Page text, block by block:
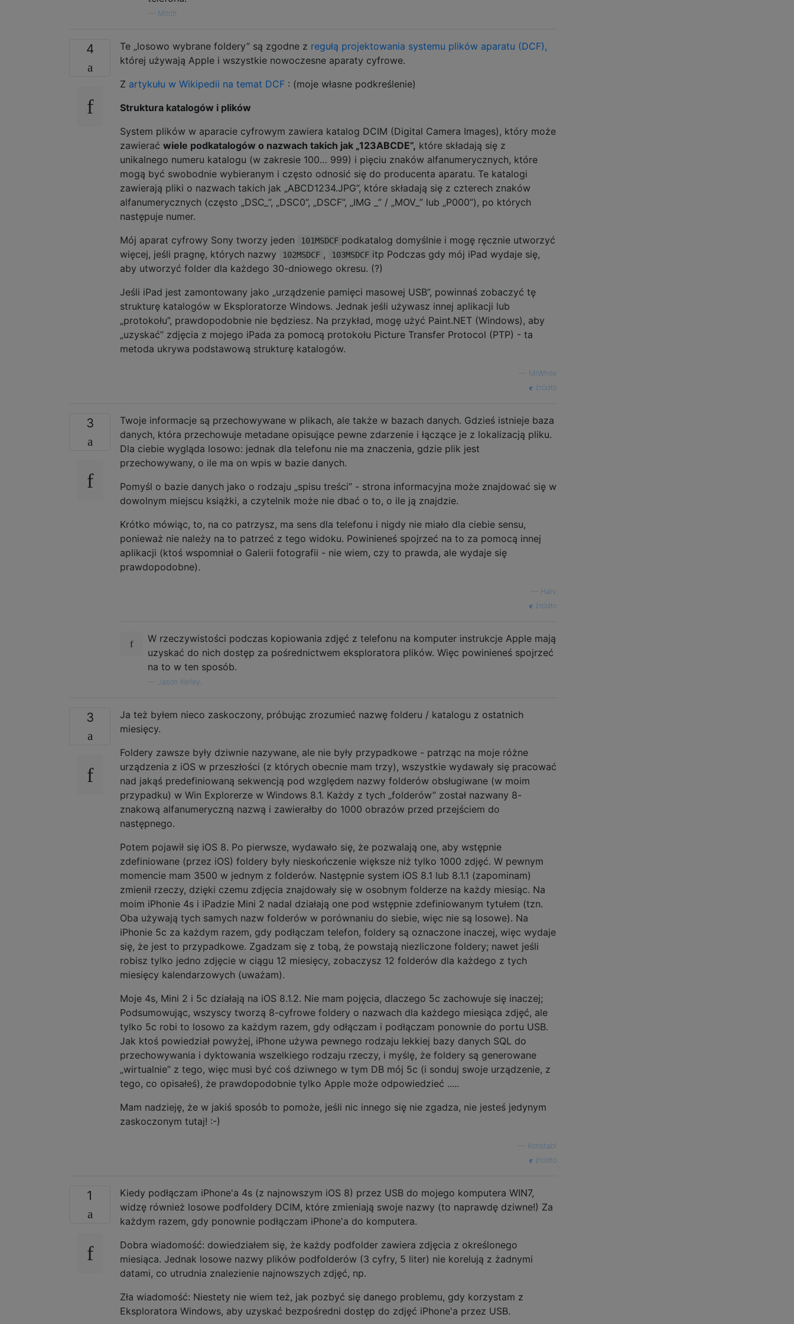
Mitch
4 Te „losowo wybrane foldery” są zgodne z regułą projektowania systemu plików aparatu (DCF),
której używają Apple i wszystkie nowoczesne aparaty cyfrowe.
Z artykułu w Wikipedii na temat DCF : (moje własne podkreślenie)
Struktura katalogów i plików
System plików w aparacie cyfrowym zawiera katalog DCIM (Digital Camera Images), który może
zawierać wiele podkatalogów o nazwach takich jak „123ABCDE”, które składają się z
unikalnego numeru katalogu (w zakresie 100… 999) i pięciu znaków alfanumerycznych, które
mogą być swobodnie wybieranym i często odnosić się do producenta aparatu. Te katalogi
zawierają pliki o nazwach takich jak „ABCD1234.JPG”, które składają się z czterech znaków
alfanumerycznych (często „DSC_”, „DSC0”, „DSCF”, „IMG _” / „MOV_” lub „P000”), po których
następuje numer.
Mój aparat cyfrowy Sony tworzy jeden
101MSDCF podkatalog domyślnie i mogę ręcznie utworzyć
więcej, jeśli pragnę, których nazwy
102MSDCF , 103MSDCF itp Podczas gdy mój iPad wydaje się,
aby utworzyć folder dla każdego 30-dniowego okresu. (?)
Jeśli iPad jest zamontowany jako „urządzenie pamięci masowej USB”, powinnaś zobaczyć tę
strukturę katalogów w Eksploratorze Windows. Jednak jeśli używasz innej aplikacji lub
„protokołu”, prawdopodobnie nie będziesz. Na przykład, mogę użyć Paint.NET (Windows), aby
„uzyskać” zdjęcia z mojego iPada za pomocą protokołu Picture Transfer Protocol (PTP) - ta
metoda ukrywa podstawową strukturę katalogów.
MrWhite
źródło
3
Twoje informacje są przechowywane w plikach, ale także w bazach danych. Gdzieś istnieje baza
danych, która przechowuje metadane opisujące pewne zdarzenie i łączące je z lokalizacją pliku.
Dla ciebie wygląda losowo: jednak dla telefonu nie ma znaczenia, gdzie plik jest
przechowywany, o ile ma on wpis w bazie danych.
Pomyśl o bazie danych jako o rodzaju „spisu treści” - strona informacyjna może znajdować się w
dowolnym miejscu książki, a czytelnik może nie dbać o to, o ile ją znajdzie.
Krótko mówiąc, to, na co patrzysz, ma sens dla telefonu i nigdy nie miało dla ciebie sensu,
ponieważ nie należy na to patrzeć z tego widoku. Powinieneś spojrzeć na to za pomocą innej
aplikacji (ktoś wspomniał o Galerii fotografii - nie wiem, czy to prawda, ale wydaje się
prawdopodobne).
Harv
źródło
W rzeczywistości podczas kopiowania zdjęć z telefonu na komputer instrukcje Apple mają
uzyskać do nich dostęp za pośrednictwem eksploratora plików. Więc powinieneś spojrzeć
na to w ten sposób.
Jason Kelley,
3
Ja też byłem nieco zaskoczony, próbując zrozumieć nazwę folderu / katalogu z ostatnich
miesięcy.
Foldery zawsze były dziwnie nazywane, ale nie były przypadkowe - patrząc na moje różne
urządzenia z iOS w przeszłości (z których obecnie mam trzy), wszystkie wydawały się pracować
nad jakąś predefiniowaną sekwencją pod względem nazwy folderów obsługiwane (w moim
przypadku) w Win Explorerze w Windows 8.1. Każdy z tych „folderów” został nazwany 8-
znakową alfanumeryczną nazwą i zawierałby do 1000 obrazów przed przejściem do
następnego.
Potem pojawił się iOS 8. Po pierwsze, wydawało się, że pozwalają one, aby wstępnie
zdefiniowane (przez iOS) foldery były nieskończenie większe niż tylko 1000 zdjęć. W pewnym
momencie mam 3500 w jednym z folderów. Następnie system iOS 8.1 lub 8.1.1 (zapominam)
zmienił rzeczy, dzięki czemu zdjęcia znajdowały się w osobnym folderze na każdy miesiąc. Na
moim iPhonie 4s i iPadzie Mini 2 nadal działają one pod wstępnie zdefiniowanym tytułem (tzn.
Oba używają tych samych nazw folderów w porównaniu do siebie, więc nie są losowe). Na
iPhonie 5c za każdym razem, gdy podłączam telefon, foldery są oznaczone inaczej, więc wydaje
się, że jest to przypadkowe. Zgadzam się z tobą, że powstają niezliczone foldery; nawet jeśli
robisz tylko jedno zdjęcie w ciągu 12 miesięcy, zobaczysz 12 folderów dla każdego z tych
miesięcy kalendarzowych (uważam).
Moje 4s, Mini 2 i 5c działają na iOS 8.1.2. Nie mam pojęcia, dlaczego 5c zachowuje się inaczej;
Podsumowując, wszyscy tworzą 8-cyfrowe foldery o nazwach dla każdego miesiąca zdjęć, ale
tylko 5c robi to losowo za każdym razem, gdy odłączam i podłączam ponownie do portu USB.
Jak ktoś powiedział powyżej, iPhone używa pewnego rodzaju lekkiej bazy danych SQL do
przechowywania i dyktowania wszelkiego rodzaju rzeczy, i myślę, że foldery są generowane
„wirtualnie” z tego, więc musi być coś dziwnego w tym DB mój 5c (i sonduj swoje urządzenie, z
tego, co opisałeś), że prawdopodobnie tylko Apple może odpowiedzieć .....
Mam nadzieję, że w jakiś sposób to pomoże, jeśli nic innego się nie zgadza, nie jesteś jedynym
zaskoczonym tutaj! :-)
Konstabl
źródło
1
Kiedy podłączam iPhone'a 4s (z najnowszym iOS 8) przez USB do mojego komputera WIN7,
widzę również losowe podfoldery DCIM, które zmieniają swoje nazwy (to naprawdę dziwne!) Za
każdym razem, gdy ponownie podłączam iPhone'a do komputera.
Dobra wiadomość: dowiedziałem się, że każdy podfolder zawiera zdjęcia z określonego
miesiąca. Jednak losowe nazwy plików podfolderów (3 cyfry, 5 liter) nie korelują z żadnymi
datami, co utrudnia znalezienie najnowszych zdjęć, np.
Zła wiadomość: Niestety nie wiem też, jak pozbyć się danego problemu, gdy korzystam z
Eksploratora Windows, aby uzyskać bezpośredni dostęp do zdjęć iPhone'a przez USB.